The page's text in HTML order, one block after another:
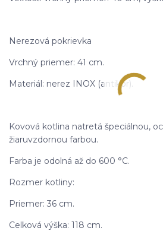
Nerezová pokrievka
Vrchný priemer: 41 cm.
Materiál: nerez INOX (antikor).
Kovová kotlina natretá špeciálnou,
žiaruvzdornou farbou.
Farba je odolná až do 600 °C.
Rozmer kotliny:
Priemer: 36 cm.
Celková výška: 118 cm.